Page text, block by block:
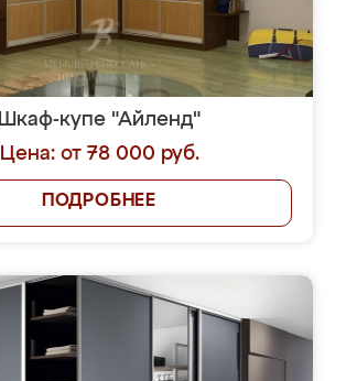
Шкаф-купе "Айленд"
Цена: от 78 000 руб.
ПОДРОБНЕЕ